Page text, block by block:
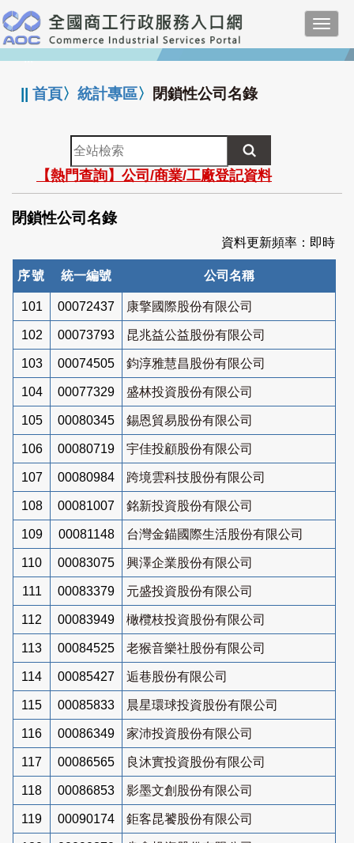
跳
到
主
要
:::
||首頁〉統計專區〉 閉鎖性公司名錄
全
站
檢
索
【熱門查詢】公司/商業/工廠登記資料
閉鎖性公司名錄
資料更新頻率：即時
序號 統一編號 公司名稱
101 00072437 康擎國際股份有限公司
102 00073793 昆兆益公益股份有限公司
103 00074505 鈞淳雅慧昌股份有限公司
104 00077329 盛林投資股份有限公司
105 00080345 錫恩貿易股份有限公司
106 00080719 宇佳投顧股份有限公司
107 00080984 跨境雲科技股份有限公司
108 00081007 銘新投資股份有限公司
109 00081148 台灣金錨國際生活股份有限公司
110 00083075 興澤企業股份有限公司
111 00083379 元盛投資股份有限公司
112 00083949 橄欖枝投資股份有限公司
113 00084525 老猴音樂社股份有限公司
114 00085427 逅巷股份有限公司
115 00085833 晨星環球投資股份有限公司
116 00086349 家沛投資股份有限公司
117 00086565 良沐實投資股份有限公司
118 00086853 影墨文創股份有限公司
119 00090174 鉅客昆饕股份有限公司